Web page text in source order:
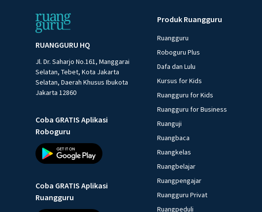
RUANGGURU HQ
Jl. Dr. Saharjo No.161, Manggarai
Selatan, Tebet, Kota Jakarta
Selatan, Daerah Khusus Ibukota
Jakarta 12860
Coba GRATIS Aplikasi
Roboguru
Coba GRATIS Aplikasi
Ruangguru
Produk Ruangguru
Ruangguru
Roboguru Plus
Dafa dan Lulu
Kursus for Kids
Ruangguru for Kids
Ruangguru for Business
Ruanguji
Ruangbaca
Ruangkelas
Ruangbelajar
Ruangpengajar
Ruangguru Privat
Ruangpeduli